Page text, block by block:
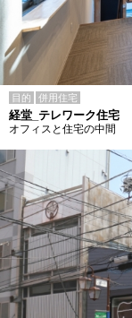
目的 併用住宅
経堂_テレワーク住宅
オフィスと住宅の中間